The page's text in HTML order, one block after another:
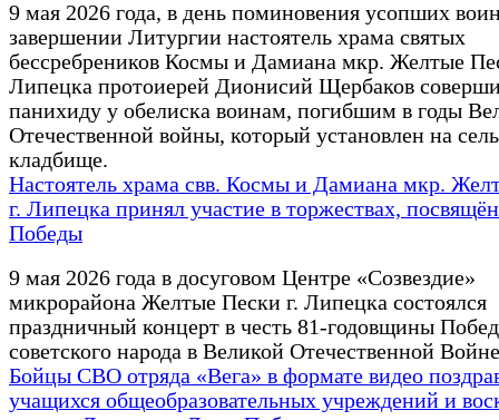
9 мая 2026 года, в день поминовения усопших
завершении Литургии настоятель храма святых
бессребреников Космы и Дамиана мкр. Желтые
Липецка протоиерей Дионисий Щербаков
панихиду у обелиска воинам, погибшим в годы
Отечественной войны, который установлен на
кладбище.
Настоятель храма свв. Космы и Дамиана мкр.
г. Липецка принял участие в торжествах,
Победы
9 мая 2026 года в досуговом Центре «Созвездие»
микрорайона Желтые Пески г. Липецка состоялся
праздничный концерт в честь 81-годовщины
советского народа в Великой Отечественной
Бойцы СВО отряда «Вега» в формате видео
учащихся общеобразовательных учреждений и